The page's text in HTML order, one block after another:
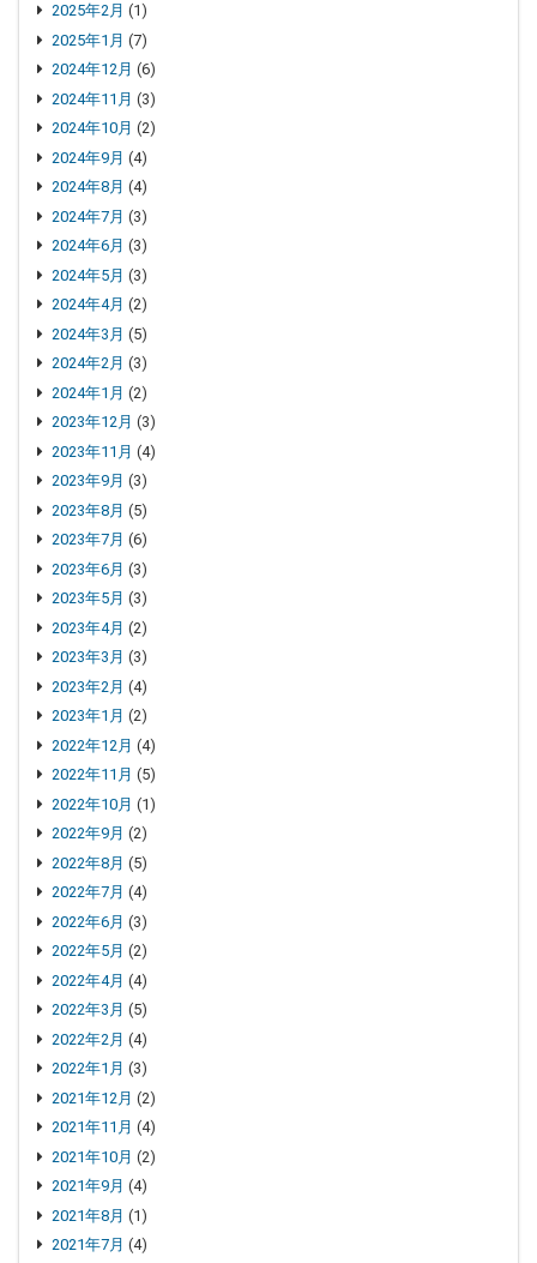
2025年2月 (1)
2025年1月 (7)
2024年12月 (6)
2024年11月 (3)
2024年10月 (2)
2024年9月 (4)
2024年8月 (4)
2024年7月 (3)
2024年6月 (3)
2024年5月 (3)
2024年4月 (2)
2024年3月 (5)
2024年2月 (3)
2024年1月 (2)
2023年12月 (3)
2023年11月 (4)
2023年9月 (3)
2023年8月 (5)
2023年7月 (6)
2023年6月 (3)
2023年5月 (3)
2023年4月 (2)
2023年3月 (3)
2023年2月 (4)
2023年1月 (2)
2022年12月 (4)
2022年11月 (5)
2022年10月 (1)
2022年9月 (2)
2022年8月 (5)
2022年7月 (4)
2022年6月 (3)
2022年5月 (2)
2022年4月 (4)
2022年3月 (5)
2022年2月 (4)
2022年1月 (3)
2021年12月 (2)
2021年11月 (4)
2021年10月 (2)
2021年9月 (4)
2021年8月 (1)
2021年7月 (4)